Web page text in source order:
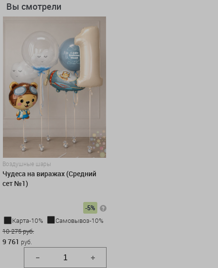
Вы смотрели
Воздушные шары
Чудеса на виражах (Средний
сет №1)
-5%
Карта-10%
Самовывоз-10%
10 275 руб.
9 761 руб.